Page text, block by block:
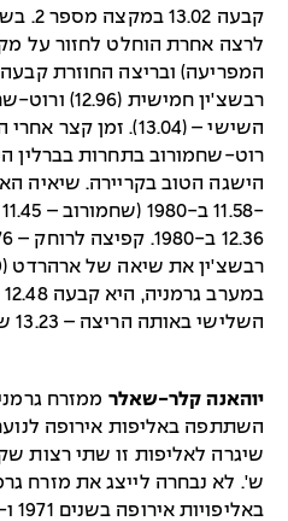
קבעה
רבשצ'ין
השישי – (13.04). זמן
השלישי באותה הריצה – 13.23 ש'.
יוהאנה קלר-שאלר